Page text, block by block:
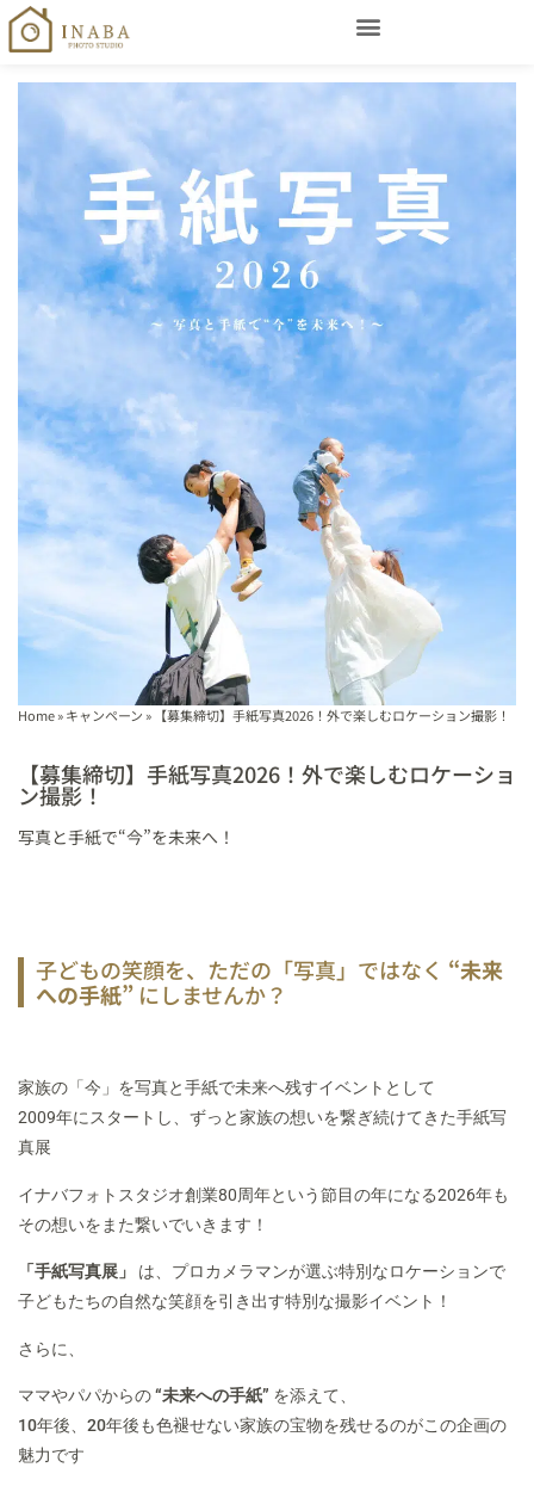
Home»キャンペーン » 【募集締切】手紙写真2026！外で楽しむロケーション撮影！
【募集締切】手紙写真2026！外で楽しむロケーショ
ン撮影！
写真と手紙で“今”を未来へ！
子どもの笑顔を、ただの「写真」ではなく “未来
への手紙” にしませんか？
家族の「今」を写真と手紙で未来へ残すイベントとして
2009年にスタートし、ずっと家族の想いを繋ぎ続けてきた手紙写
真展
イナバフォトスタジオ創業80周年という節目の年になる2026年も
その想いをまた繋いでいきます！
「手紙写真展」
は、プロカメラマンが選ぶ特別なロケーションで
子どもたちの自然な笑顔を引き出す特別な撮影イベント！
さらに、
ママやパパからの“未来への手紙” を添えて、
10年後、20年後も色褪せない家族の宝物を残せるのがこの企画の
魅力です